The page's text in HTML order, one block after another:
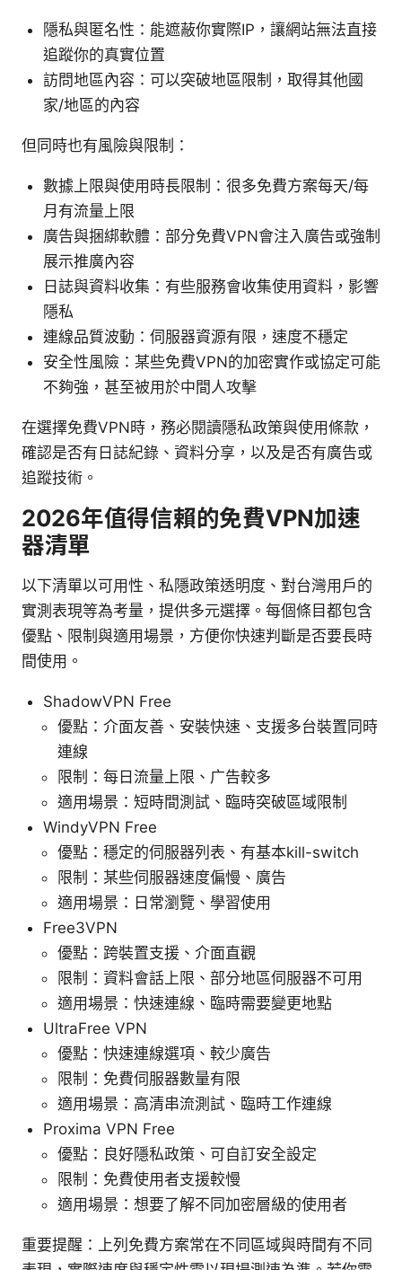
隱私與匿名性：能遮蔽你實際IP，讓網站無法直接
追蹤你的真實位置
訪問地區內容：可以突破地區限制，取得其他國
家/地區的內容
但同時也有風險與限制：
數據上限與使用時長限制：很多免費方案每天/每
月有流量上限
廣告與捆綁軟體：部分免費VPN會注入廣告或強制
展示推廣內容
日誌與資料收集：有些服務會收集使用資料，影響
隱私
連線品質波動：伺服器資源有限，速度不穩定
安全性風險：某些免費VPN的加密實作或協定可能
不夠強，甚至被用於中間人攻擊
在選擇免費VPN時，務必閱讀隱私政策與使用條款，
確認是否有日誌紀錄、資料分享，以及是否有廣告或
追蹤技術。
2026年值得信賴的免費VPN加速
器清單
以下清單以可用性、私隱政策透明度、對台灣用戶的
實測表現等為考量，提供多元選擇。每個條目都包含
優點、限制與適用場景，方便你快速判斷是否要長時
間使用。
ShadowVPN Free
優點：介面友善、安裝快速、支援多台裝置同時
連線
限制：每日流量上限、广告較多
適用場景：短時間測試、臨時突破區域限制
WindyVPN Free
優點：穩定的伺服器列表、有基本kill-switch
限制：某些伺服器速度偏慢、廣告
適用場景：日常瀏覽、學習使用
Free3VPN
優點：跨裝置支援、介面直觀
限制：資料會話上限、部分地區伺服器不可用
適用場景：快速連線、臨時需要變更地點
UltraFree VPN
優點：快速連線選項、較少廣告
限制：免費伺服器數量有限
適用場景：高清串流測試、臨時工作連線
Proxima VPN Free
優點：良好隱私政策、可自訂安全設定
限制：免費使用者支援較慢
適用場景：想要了解不同加密層級的使用者
重要提醒：上列免費方案常在不同區域與時間有不同